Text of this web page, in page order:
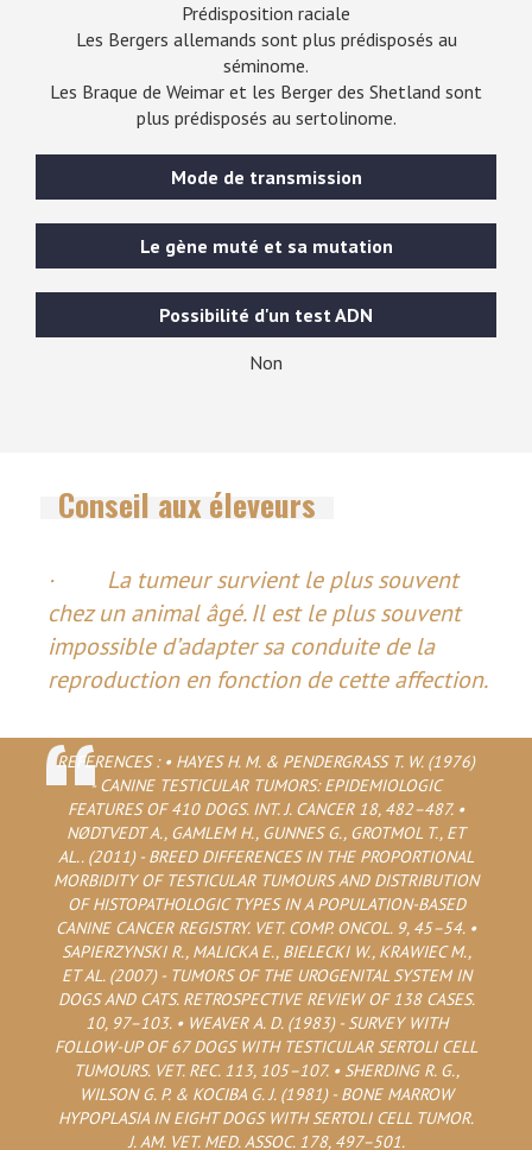
Prédisposition raciale
Les Bergers allemands sont plus prédisposés au
séminome.
Les Braque de Weimar et les Berger des Shetland sont
plus prédisposés au sertolinome.
Mode de transmission
Le gène muté et sa mutation
Possibilité d'un test ADN
Non
Conseil aux éleveurs
· La tumeur survient le plus souvent
chez un animal âgé. Il est le plus souvent
impossible d’adapter sa conduite de la
reproduction en fonction de cette affection.
REFERENCES : • HAYES H. M. & PENDERGRASS T. W. (1976)
- CANINE TESTICULAR TUMORS: EPIDEMIOLOGIC
FEATURES OF 410 DOGS. INT. J. CANCER 18, 482–487. •
NØDTVEDT A., GAMLEM H., GUNNES G., GROTMOL T., ET
AL.. (2011) - BREED DIFFERENCES IN THE PROPORTIONAL
MORBIDITY OF TESTICULAR TUMOURS AND DISTRIBUTION
OF HISTOPATHOLOGIC TYPES IN A POPULATION-BASED
CANINE CANCER REGISTRY. VET. COMP. ONCOL. 9, 45–54. •
SAPIERZYNSKI R., MALICKA E., BIELECKI W., KRAWIEC M.,
ET AL. (2007) - TUMORS OF THE UROGENITAL SYSTEM IN
DOGS AND CATS. RETROSPECTIVE REVIEW OF 138 CASES.
10, 97–103. • WEAVER A. D. (1983) - SURVEY WITH
FOLLOW-UP OF 67 DOGS WITH TESTICULAR SERTOLI CELL
TUMOURS. VET. REC. 113, 105–107. • SHERDING R. G.,
WILSON G. P. & KOCIBA G. J. (1981) - BONE MARROW
HYPOPLASIA IN EIGHT DOGS WITH SERTOLI CELL TUMOR.
J. AM. VET. MED. ASSOC. 178, 497–501.